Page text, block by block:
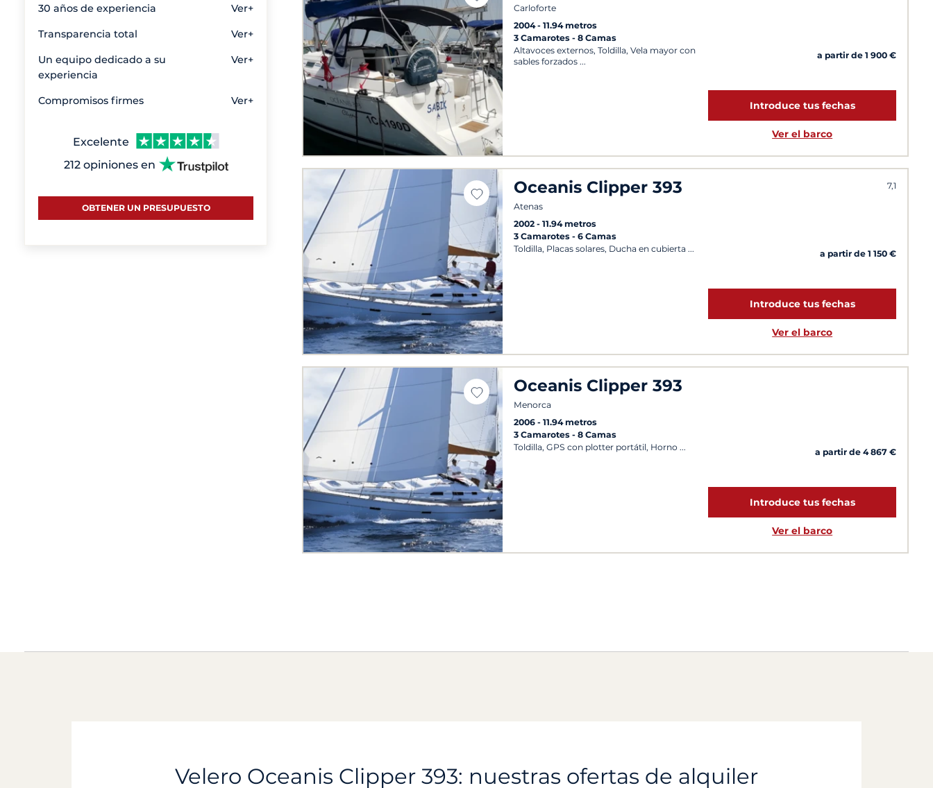
30 años de experiencia Ver+
Transparencia total Ver+
Un equipo dedicado a su
experiencia
Ver+
Compromisos firmes Ver+
Excelente
212 opiniones en
OBTENER UN PRESUPUESTO
Carloforte
2004
11.94 metros
3 Camarotes 8 Camas
Altavoces externos, Toldilla, Vela mayor con
sables forzados
a partir de 1 900 €
Introduce tus fechas
Ver el barco
Oceanis Clipper 393
Atenas
7,1
2002
11.94 metros
3 Camarotes 6 Camas
Toldilla, Placas solares, Ducha en cubierta
a partir de 1 150 €
Introduce tus fechas
Ver el barco
Oceanis Clipper 393
Menorca
2006
11.94 metros
3 Camarotes 8 Camas
Toldilla, GPS con plotter portátil, Horno
a partir de 4 867 €
Introduce tus fechas
Ver el barco
Velero Oceanis Clipper 393: nuestras ofertas de alquiler